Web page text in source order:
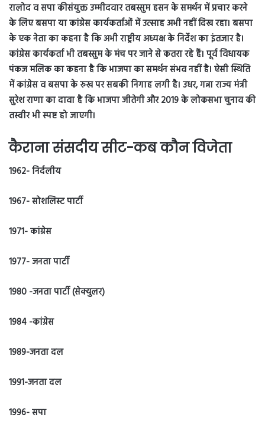
रालोद व सपा कीसंयुक्त उम्मीदवार तबस्सुम हसन के समर्थन में प्रचार करने
के लिए बसपा या कांग्रेस कार्यकर्ताओं में उत्साह अभी नहीं दिख रहा। बसपा
के एक नेता का कहना है कि अभी राष्ट्रीय अध्यक्ष के निर्देश का इंतजार है।
कांग्रेस कार्यकर्ता भी तबस्सुम के मंच पर जाने से कतरा रहे हैं। पूर्व विधायक
पंकज मलिक का कहना है कि भाजपा का समर्थन संभव नहीं है। ऐसी स्थिति
में कांग्रेस व बसपा के रुख पर सबकी निगाह लगी है। उधर, गन्ना राज्य मंत्री
सुरेश राणा का दावा है कि भाजपा जीतेगी और 2019 के लोकसभा चुनाव की
तस्वीर भी स्पष्ट हो जाएगी।
कैराना संसदीय सीट-कब कौन विजेता
1962- निर्दलीय
1967- सोशलिस्ट पार्टी
1971- कांग्रेस
1977- जनता पार्टी
1980 -जनता पार्टी (सेक्युलर)
1984 -कांग्रेस
1989-जनता दल
1991-जनता दल
1996- सपा